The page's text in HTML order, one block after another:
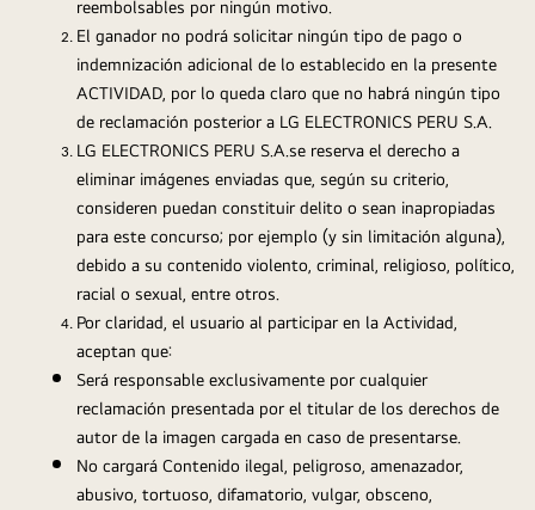
reembolsables por ningún motivo.
El ganador no podrá solicitar ningún tipo de pago o
indemnización adicional de lo establecido en la presente
ACTIVIDAD, por lo queda claro que no habrá ningún tipo
de reclamación posterior a LG ELECTRONICS PERU S.A.
LG ELECTRONICS PERU S.A.se reserva el derecho a
eliminar imágenes enviadas que, según su criterio,
consideren puedan constituir delito o sean inapropiadas
para este concurso; por ejemplo (y sin limitación alguna),
debido a su contenido violento, criminal, religioso, político,
racial o sexual, entre otros.
Por claridad, el usuario al participar en la Actividad,
aceptan que:
Será responsable exclusivamente por cualquier
reclamación presentada por el titular de los derechos de
autor de la imagen cargada en caso de presentarse.
No cargará Contenido ilegal, peligroso, amenazador,
abusivo, tortuoso, difamatorio, vulgar, obsceno,